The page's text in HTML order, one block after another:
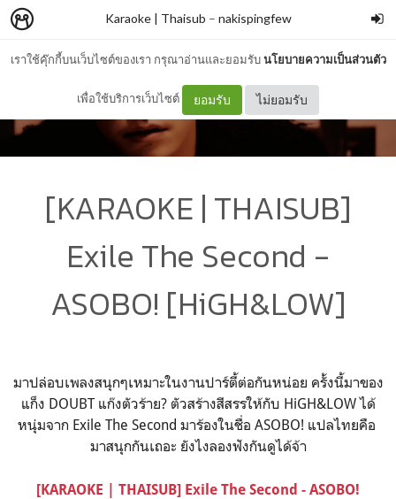
เราใช้คุ๊กกี้บนเว็บไซต์ของเรา กรุณาอ่านและยอมรับนโยบายความเป็นส่วนตัว
เพื่อใช้บริการเว็บไซต์ ยอมรับ ไม่ยอมรับ
Karaoke | Thaisub – nakispingfew
[KARAOKE | THAISUB]
Exile The Second -
ASOBO! [HiGH&LOW]
มาปล่อบเพลงสนุกๆเหมาะในงานปาร์ตี้ต่อกันหน่อย ครั้งนี้มาของ
แก็ง DOUBT แก๊งตัวร้าย? ตัวสร้างสีสรรให้กับ HiGH&LOW ได้
หนุ่มจาก Exile The Second มาร้องในชื่อ ASOBO! แปลไทยคือ
มาสนุกกันเถอะ ยังไงลองฟังกันดูได้จ้า
[KARAOKE | THAISUB] Exile The Second - ASOBO!